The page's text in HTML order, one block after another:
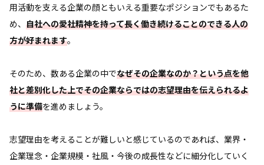
用活動を支える企業の顔ともいえる重要なポジションでもあるた
め、 自社への愛社精神を持って長く働き続けることのできる人の
方が好まれます。
そのため、数ある企業の中でなぜその企業なのか？という点を他
社と差別化した上でその企業ならではの志望理由を伝えられるよ
うに準備を進めましょう。
志望理由を考えることが難しいと感じているのであれば、業界・
企業理念・企業規模・社風・今後の成長性などに細分化していく